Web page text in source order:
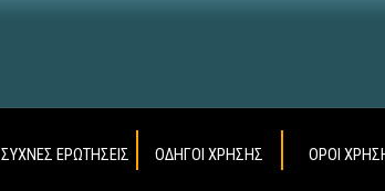
ΣΥΧΝΕΣ ΕΡΩΤΗΣΕΙΣ ΟΔΗΓΟΙ ΧΡΗΣΗΣ ΟΡΟΙ